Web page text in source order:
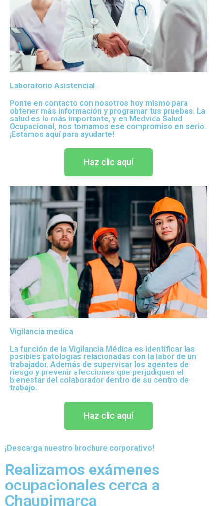
Laboratorio Asistencial
Ponte en contacto con nosotros hoy mismo para
obtener más información y programar tus pruebas. La
salud es lo más importante, y en Medvida Salud
Ocupacional, nos tomamos ese compromiso en serio.
¡Estamos aquí para ayudarte!
Haz clic aquí
Vigilancia medica
La función de la Vigilancia Médica es identificar las
posibles patologías relacionadas con la labor de un
trabajador. Además de supervisar los agentes de
riesgo y prevenir afecciones que perjudiquen el
bienestar del colaborador dentro de su centro de
trabajo.
Haz clic aquí
¡Descarga nuestro brochure corporativo!
Realizamos exámenes
ocupacionales cerca a
Chaupimarca